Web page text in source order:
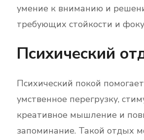
умение к вниманию и
требующих стойкости и
Психический
Психический покой
умственное перегрузку,
креативное мышление и
запоминание. Такой отдых